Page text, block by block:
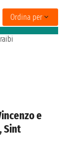
Ordina per
e
Sint